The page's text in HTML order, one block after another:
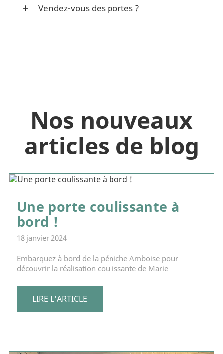
Vendez-vous des portes ?
Nos nouveaux
articles de blog
Une porte coulissante à
bord !
18 janvier 2024
Embarquez à bord de la péniche Amboise pour
découvrir la réalisation coulissante de Marie
LIRE L'ARTICLE